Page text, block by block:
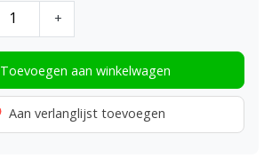
+
Toevoegen aan winkelwagen
Aan verlanglijst toevoegen